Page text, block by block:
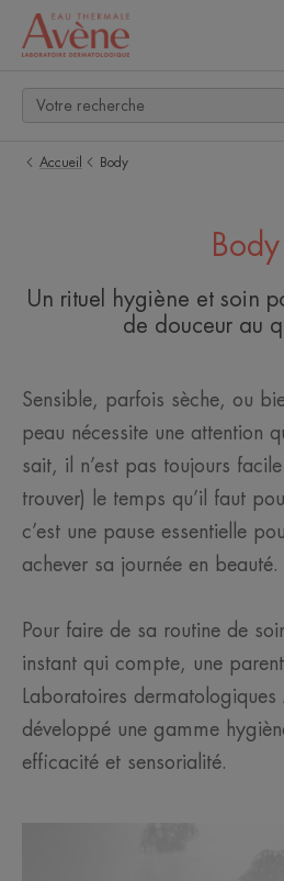
Accueil Body
Body
Un rituel hygiène et soin
de douceur au
Sensible, parfois sèche, ou
peau nécessite une attention
sait, il n’est pas toujours
trouver) le temps qu’il faut
c’est une pause essentielle
achever sa journée en beauté.
Pour faire de sa routine de
instant qui compte, une
Laboratoires dermatologiques
développé une gamme
efficacité et sensorialité.